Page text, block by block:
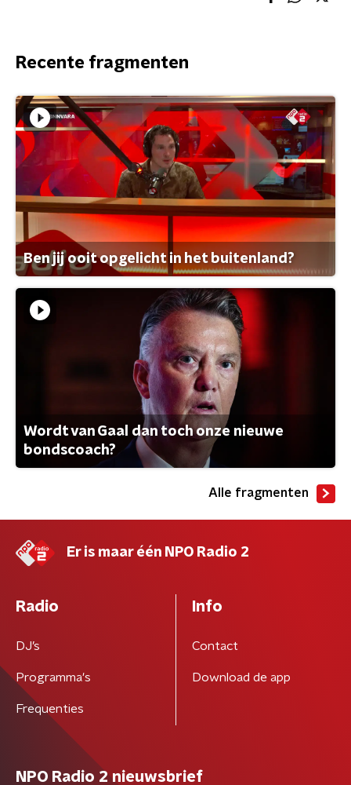
Recente fragmenten
Ben jij ooit opgelicht in het buitenland?
Wordt van Gaal dan toch onze nieuwe
bondscoach?
Alle fragmenten
Er is maar één NPO Radio 2
Radio
DJ’s
Programma's
Frequenties
Info
Contact
Download de app
NPO Radio 2 nieuwsbrief